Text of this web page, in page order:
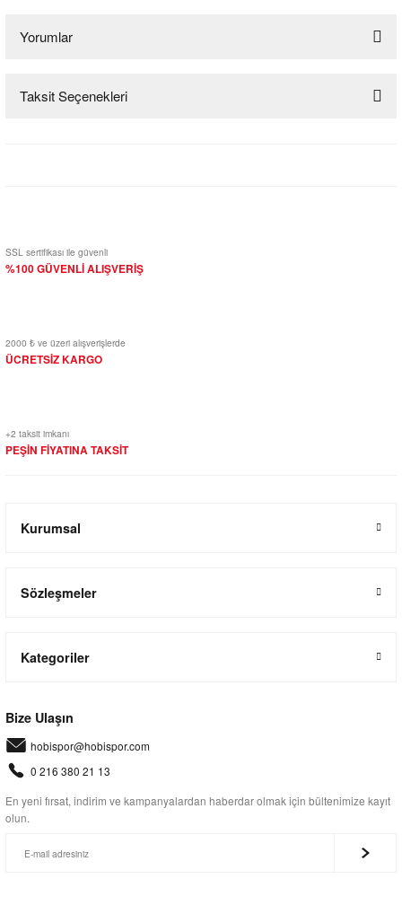
Yorumlar
Bu ürüne ilk yorumu siz yapın!
Taksit Seçenekleri
SSL sertifikası ile güvenli
%100 GÜVENLİ ALIŞVERİŞ
2000 ₺ ve üzeri alışverişlerde
ÜCRETSİZ KARGO
+2 taksit imkanı
PEŞİN FİYATINA TAKSİT
Kurumsal
Sözleşmeler
Kategoriler
Bize Ulaşın
hobispor@hobispor.com
0 216 380 21 13
En yeni fırsat, indirim ve kampanyalardan haberdar olmak için bültenimize kayıt
olun.